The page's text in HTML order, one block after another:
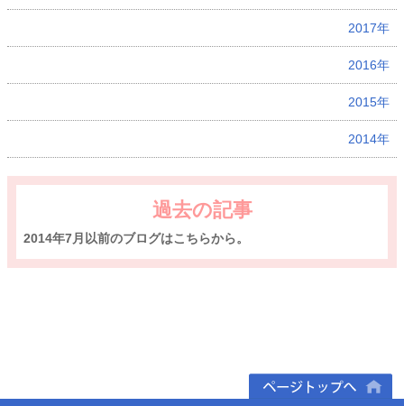
2017年
2016年
2015年
2014年
過去の記事
2014年7月以前のブログはこちらから。